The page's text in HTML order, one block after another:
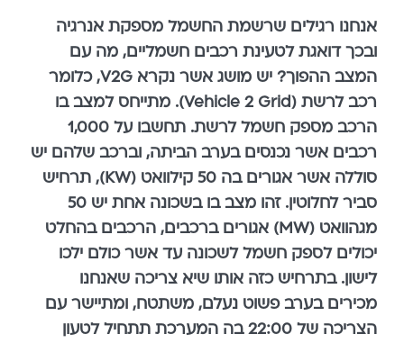
אנחנו רגילים שרשמת החשמל מספקת אנרגיה
ובכך דואגת לטעינת רכבים חשמליים, מה עם
המצב ההפוך? יש מושג אשר נקרא V2G, כלומר
רכב לרשת (Vehicle 2 Grid). מתייחס למצב בו
הרכב מספק חשמל לרשת. תחשבו על 1,000
רכבים אשר נכנסים בערב הביתה, וברכב שלהם יש
סוללה אשר אגורים בה 50 קילוואט (KW), תרחיש
סביר לחלוטין. זהו מצב בו בשכונה אחת יש 50
מגהוואט (MW) אגורים ברכבים, הרכבים בהחלט
יכולים לספק חשמל לשכונה עד אשר כולם ילכו
לישון. בתרחיש כזה אותו שיא צריכה שאנחנו
מכירים בערב פשוט נעלם, משתטח, ומתיישר עם
הצריכה של 22:00 בה המערכת תתחיל לטעון